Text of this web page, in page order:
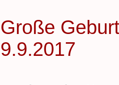
Große
9.9.2017